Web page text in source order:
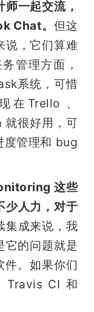
一起交流，
Chat。 但这
说，它们算难
管理方面，
系统，可惜
在Trello 、
很好用，可
度管理和 bug
这些
少人力，对于
集成来说，我
它的问题就是
。如果你们
CI 和